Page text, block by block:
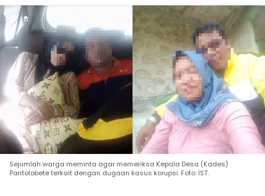
Sejumlah warga meminta agar memeriksa Kepala Desa (Kades)
Pantolobete terkait dengan dugaan kasus korupsi. Foto: IST.